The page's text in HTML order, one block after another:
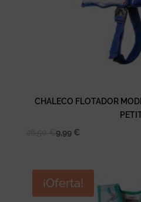
CHALECO FLOTADOR
9,99 €
¡Oferta!